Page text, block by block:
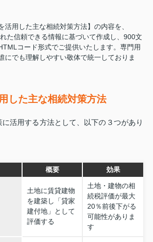
活用した主な相続対策方法】の内容を、
た信頼できる情報に基づいて作成し、900文
コード形式でご提供いたします。専門用
にでも理解しやすい敬体で統一しておりま
した主な相続対策方法
活用する方法として、以下の３つがあり
概要 効果
土地に賃貸建物
を建築し「貸家
建付地」として
評価する
土地・建物の相
続税評価が最大
20％前後下がる
可能性がありま
す